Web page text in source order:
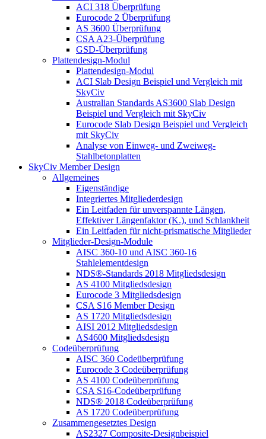
ACI 318 Überprüfung
Eurocode 2 Überprüfung
AS 3600 Überprüfung
CSA A23-Überprüfung
GSD-Überprüfung
Plattendesign-Modul
Plattendesign-Modul
ACI Slab Design Beispiel und Vergleich mit
SkyCiv
Australian Standards AS3600 Slab Design
Beispiel und Vergleich mit SkyCiv
Eurocode Slab Design Beispiel und Vergleich
mit SkyCiv
Analyse von Einweg- und Zweiweg-
Stahlbetonplatten
SkyCiv Member Design
Allgemeines
Eigenständige
Integriertes Mitgliederdesign
Ein Leitfaden für unverspannte Längen,
Effektiver Längenfaktor (K.), und Schlankheit
Ein Leitfaden für nicht-prismatische Mitglieder
Mitglieder-Design-Module
AISC 360-10 und AISC 360-16
Stahlelementdesign
NDS®-Standards 2018 Mitgliedsdesign
AS 4100 Mitgliedsdesign
Eurocode 3 Mitgliedsdesign
CSA S16 Member Design
AS 1720 Mitgliedsdesign
AISI 2012 Mitgliedsdesign
AS4600 Mitgliedsdesign
Codeüberprüfung
AISC 360 Codeüberprüfung
Eurocode 3 Codeüberprüfung
AS 4100 Codeüberprüfung
CSA S16-Codeüberprüfung
NDS® 2018 Codeüberprüfung
AS 1720 Codeüberprüfung
Zusammengesetztes Design
AS2327 Composite-Designbeispiel